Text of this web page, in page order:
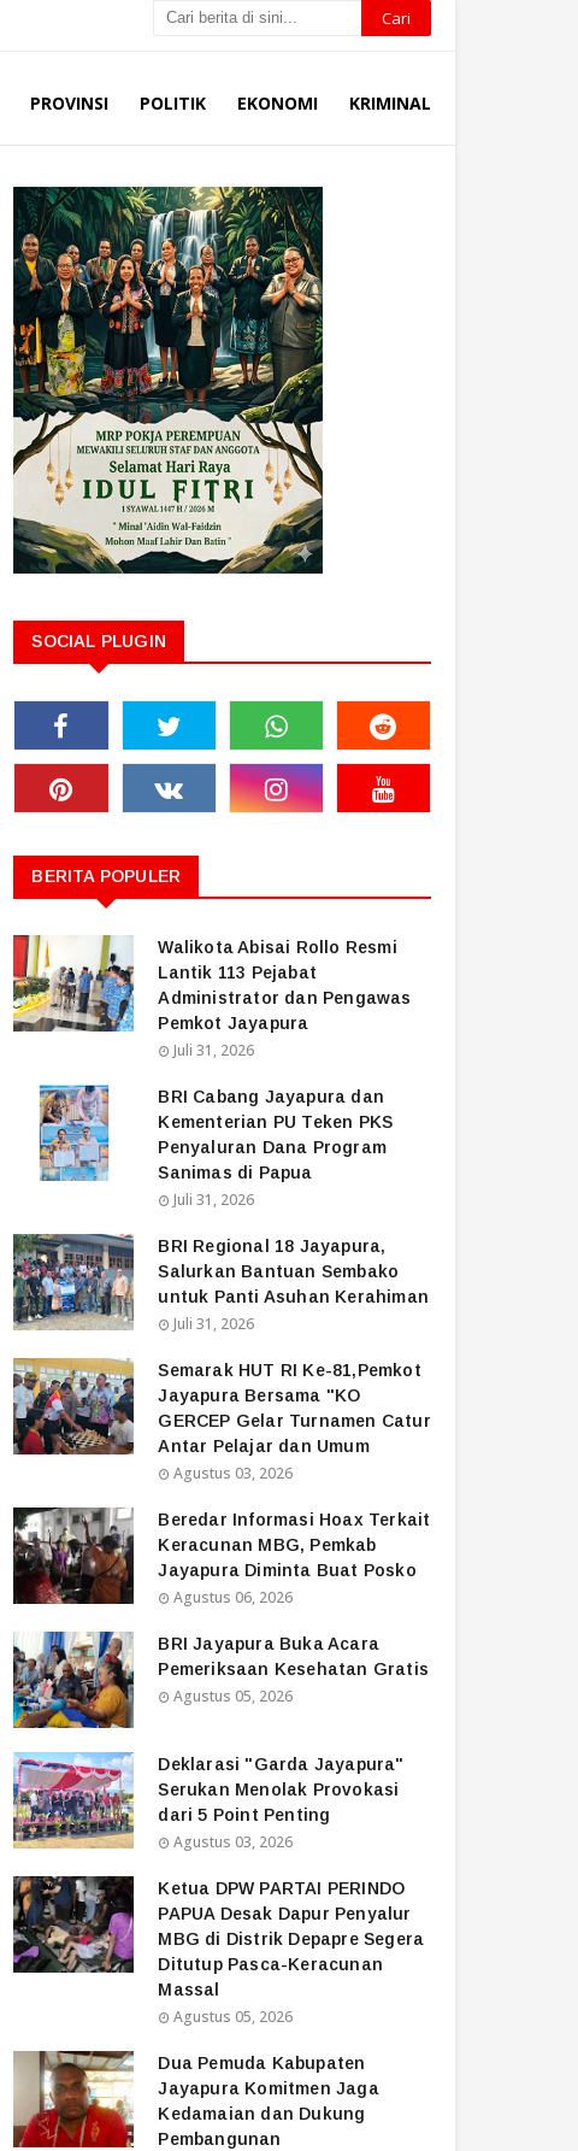
PROVINSI POLITIK EKONOMI KRIMINAL
SOCIAL PLUGIN
BERITA POPULER
Walikota Abisai Rollo Resmi
Lantik 113 Pejabat
Administrator dan Pengawas
Pemkot Jayapura
Juli 31, 2026
BRI Cabang Jayapura dan
Kementerian PU Teken PKS
Penyaluran Dana Program
Sanimas di Papua
Juli 31, 2026
BRI Regional 18 Jayapura,
Salurkan Bantuan Sembako
untuk Panti Asuhan Kerahiman
Juli 31, 2026
Semarak HUT RI Ke-81,Pemkot
Jayapura Bersama "KO
GERCEP Gelar Turnamen Catur
Antar Pelajar dan Umum
Agustus 03, 2026
Beredar Informasi Hoax Terkait
Keracunan MBG, Pemkab
Jayapura Diminta Buat Posko
Agustus 06, 2026
BRI Jayapura Buka Acara
Pemeriksaan Kesehatan Gratis
Agustus 05, 2026
Deklarasi "Garda Jayapura"
Serukan Menolak Provokasi
dari 5 Point Penting
Agustus 03, 2026
Ketua DPW PARTAI PERINDO
PAPUA Desak Dapur Penyalur
MBG di Distrik Depapre Segera
Ditutup Pasca-Keracunan
Massal
Agustus 05, 2026
Dua Pemuda Kabupaten
Jayapura Komitmen Jaga
Kedamaian dan Dukung
Pembangunan